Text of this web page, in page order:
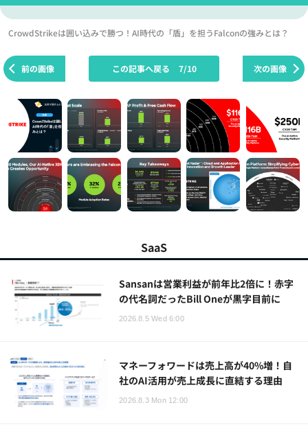
CrowdStrikeは囲い込みで勝つ！AI時代の「盾」を担うFalconの強みとは？
前の画像 次の画像
この記事へ戻る 7/10
SaaS
Sansanは営業利益が前年比2倍に！赤字
の代名詞だったBill Oneが黒字目前に
2026.8.5 Wed 6:00
マネーフォワードは売上高が40%増！自
社のAI活用が売上成長に直結する理由
2026.8.3 Mon 12:00